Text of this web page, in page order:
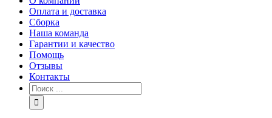
Оплата и доставка
Сборка
Наша команда
Гарантии и качество
Помощь
Отзывы
Контакты